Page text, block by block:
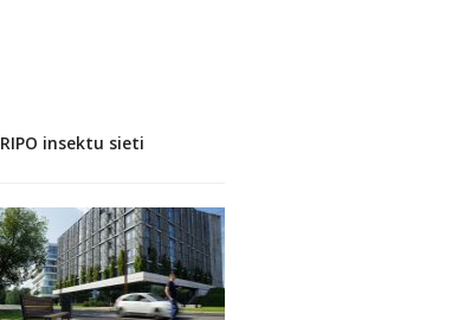
RIPO insektu sieti